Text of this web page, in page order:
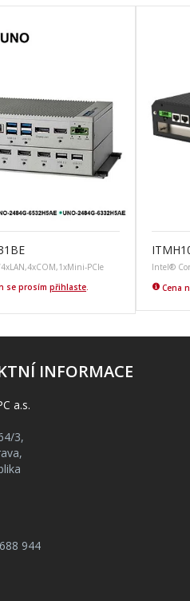
PCIe
se prosím přihlaste
Intel®
Cena
INFORMACE
a.s.
3,
944